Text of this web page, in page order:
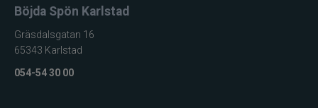
Böjda Spön Karlstad
Gräsdalsgatan 16
65343 Karlstad
054-54 30 00